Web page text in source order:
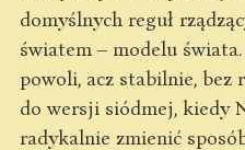
domyślnych reguł
światem – modelu
powoli, acz stabilnie, bez
do wersji siódmej, kiedy
radykalnie zmienić